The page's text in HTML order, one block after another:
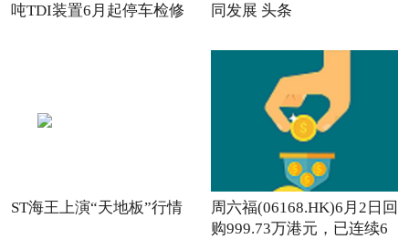
吨TDI装置6月起停车检修
同发展 头条
ST海王上演“天地板”行情
周六福(06168.HK)6月2日回
购999.73万港元，已连续6